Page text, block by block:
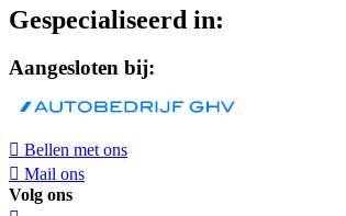
Gespecialiseerd in:
Aangesloten bij:
Bellen met ons
Mail ons
Volg ons